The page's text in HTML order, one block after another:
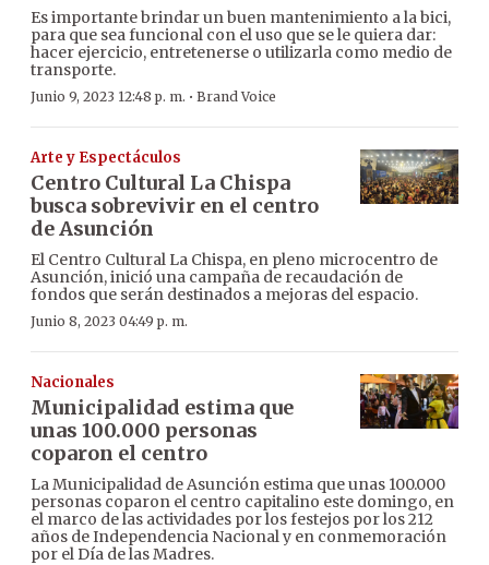
Es importante brindar un buen mantenimiento a la bici,
para que sea funcional con el uso que se le quiera dar:
hacer ejercicio, entretenerse o utilizarla como medio de
transporte.
Junio 9, 2023 12:48 p. m. · Brand Voice
Arte y Espectáculos
Centro Cultural La Chispa
busca sobrevivir en el centro
de Asunción
El Centro Cultural La Chispa, en pleno microcentro de
Asunción, inició una campaña de recaudación de
fondos que serán destinados a mejoras del espacio.
Junio 8, 2023 04:49 p. m.
Nacionales
Municipalidad estima que
unas 100.000 personas
coparon el centro
La Municipalidad de Asunción estima que unas 100.000
personas coparon el centro capitalino este domingo, en
el marco de las actividades por los festejos por los 212
años de Independencia Nacional y en conmemoración
por el Día de las Madres.